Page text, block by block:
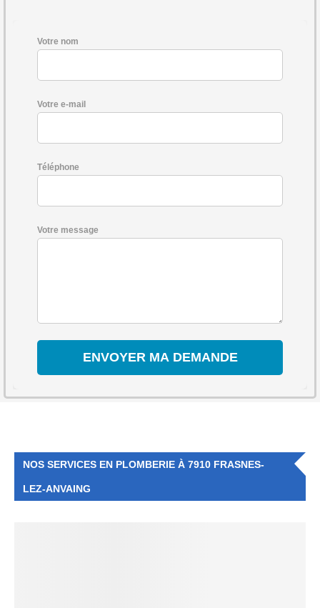
Votre nom
Votre e-mail
Téléphone
Votre message
NOS SERVICES EN PLOMBERIE À 7910 FRASNES-
LEZ-ANVAING